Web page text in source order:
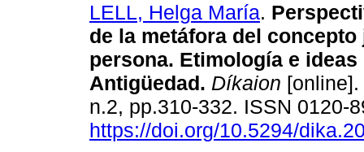
LELL, Helga María.
de la metáfora del
persona. Etimología e ideas
Antigüedad. Díkaion
n.2, pp.310-332. ISSN 0120-
https://doi.org/10.5294/